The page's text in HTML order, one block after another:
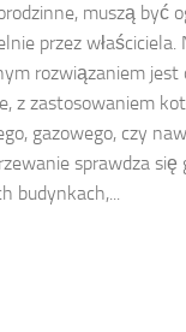
muszą być
przez właściciela.
rozwiązaniem jest
z zastosowaniem
gazowego, czy
sprawdza się
budynkach,...